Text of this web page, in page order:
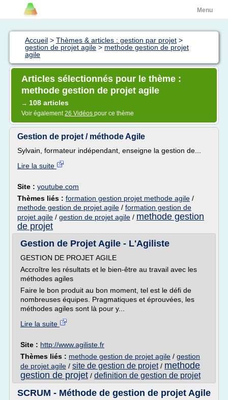
Menu
Accueil > Thèmes & articles : gestion par projet >
gestion de projet agile > methode gestion de projet
agile
Articles sélectionnés pour le thème :
methode gestion de projet agile
→ 108 articles
Voir également26 Vidéos pour ce thème
Gestion de projet / méthode Agile
Sylvain, formateur indépendant, enseigne la gestion de...
Lire la suite
Site : youtube.com
Thèmes liés : formation gestion projet methode agile /
methode gestion de projet agile / formation gestion de
projet agile / gestion de projet agile / methode gestion
de projet
Gestion de Projet Agile - L'Agiliste
GESTION DE PROJET AGILE
Accroître les résultats et le bien-être au travail avec les
méthodes agiles
Faire le bon produit au bon moment, tel est le défi de
nombreuses équipes. Pragmatiques et éprouvées, les
méthodes agiles sont là pour y...
Lire la suite
Site : http://www.agiliste.fr
Thèmes liés : methode gestion de projet agile / gestion
de projet agile / site de gestion de projet/ methode
gestion de projet / definition de gestion de projet
SCRUM - Méthode de gestion de projet Agile